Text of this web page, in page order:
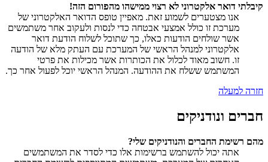
קיבלתי דואר אלקטרוני לא רצוי ממישהו מהפורום הזה!
אנו מצטערים לשמוע זאת. מאפיין טופס הדואר האלקטרוני של
מערכת זו כולל אמצעי אבטחה כדי לנסות ולעקוב אחר משתמשים
אשר שולחים הודעות כאלו, כך שתוכל לשלוח הודעת דואר
אלקטרוני למנהל הראשי של המערכת עם העתק מלא של הודעה
זו. חשוב מאוד לכלול את הכותרות אשר מכילות את פרטי
המשתמש ששלח את ההודעה. המנהל הראשי יוכל לפעול אחר כך.
חזרה למעלה
חברים ונודניקים
מהם רשימת החברים והנודניקים שלי?
אתה יכול להשתמש ברשימות אלו כדי לסדר את המשתמשים